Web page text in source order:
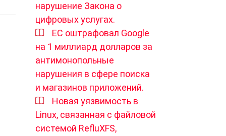
нарушение Закона о
цифровых услугах.
ЕС оштрафовал Google
на 1 миллиард долларов за
антимонопольные
нарушения в сфере поиска
и магазинов приложений.
Новая уязвимость в
Linux, связанная с файловой
системой RefluXFS,